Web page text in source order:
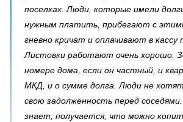
поселках. Люди, которые имели
нужным платить, прибегают с
гневно кричат и оплачивают в кассу
Листовки работают очень хорошо.
номере дома, если он частный, и
МКД, и о сумме долга. Люди не
свою задолженность перед
знает, получается, что можно